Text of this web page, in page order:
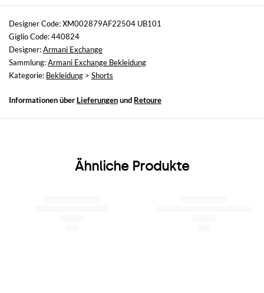
Größen
nicht verfügbar
Größe und Passform
Normale Passform
Designer Code: XM002879AF22504 UB101
Giglio Code: 440824
Designer:Armani Exchange
Sammlung:Armani Exchange Bekleidung
Kategorie: Bekleidung > Shorts
Informationen über Lieferungenund Retoure
Ähnliche Produkte